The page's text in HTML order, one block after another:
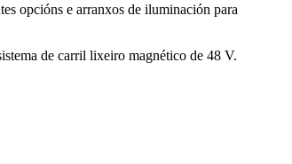
opcións e arranxos de iluminación para
de carril lixeiro magnético de 48 V.